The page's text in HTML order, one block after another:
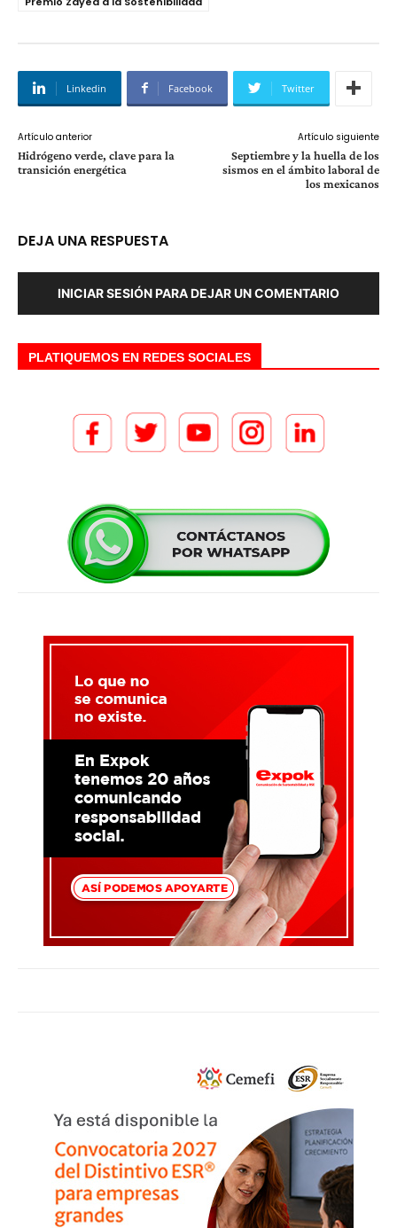
Linkedin Facebook Twitter
Artículo anterior
Hidrógeno verde, clave para la
transición energética
Artículo siguiente
Septiembre y la huella de los
sismos en el ámbito laboral de
los mexicanos
DEJA UNA RESPUESTA
INICIAR SESIÓN PARA DEJAR UN COMENTARIO
PLATIQUEMOS EN REDES SOCIALES